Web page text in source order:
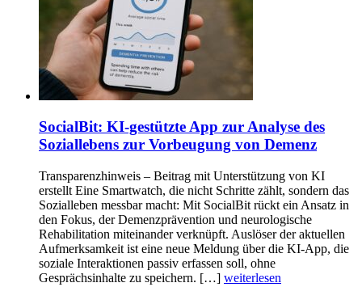
SocialBit: KI-gestützte App zur Analyse des
Soziallebens zur Vorbeugung von Demenz
Transparenzhinweis – Beitrag mit Unterstützung von KI
erstellt Eine Smartwatch, die nicht Schritte zählt, sondern das
Sozialleben messbar macht: Mit SocialBit rückt ein Ansatz in
den Fokus, der Demenzprävention und neurologische
Rehabilitation miteinander verknüpft. Auslöser der aktuellen
Aufmerksamkeit ist eine neue Meldung über die KI-App, die
soziale Interaktionen passiv erfassen soll, ohne
Gesprächsinhalte zu speichern. […] weiterlesen